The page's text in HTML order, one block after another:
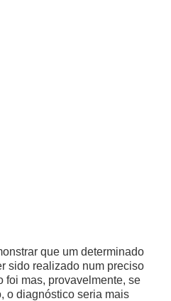
que um determinado
sido realizado num preciso
foi mas, provavelmente, se
o diagnóstico seria mais